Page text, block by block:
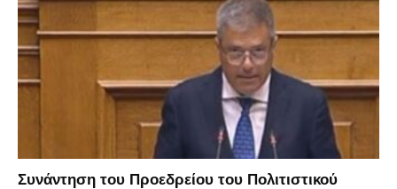
Συνάντηση του Προεδρείου του Πολιτιστικού